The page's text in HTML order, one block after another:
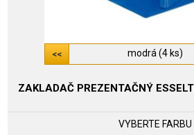
modrá (4 ks)
ZAKLADAČ PREZENTAČNÝ
VYBERTE FARBU